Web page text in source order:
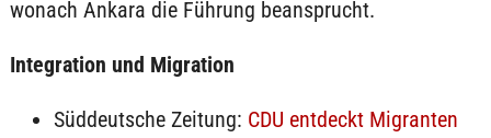
wonach Ankara die Führung beansprucht.
Integration und Migration
Süddeutsche Zeitung: CDU entdeckt Migranten